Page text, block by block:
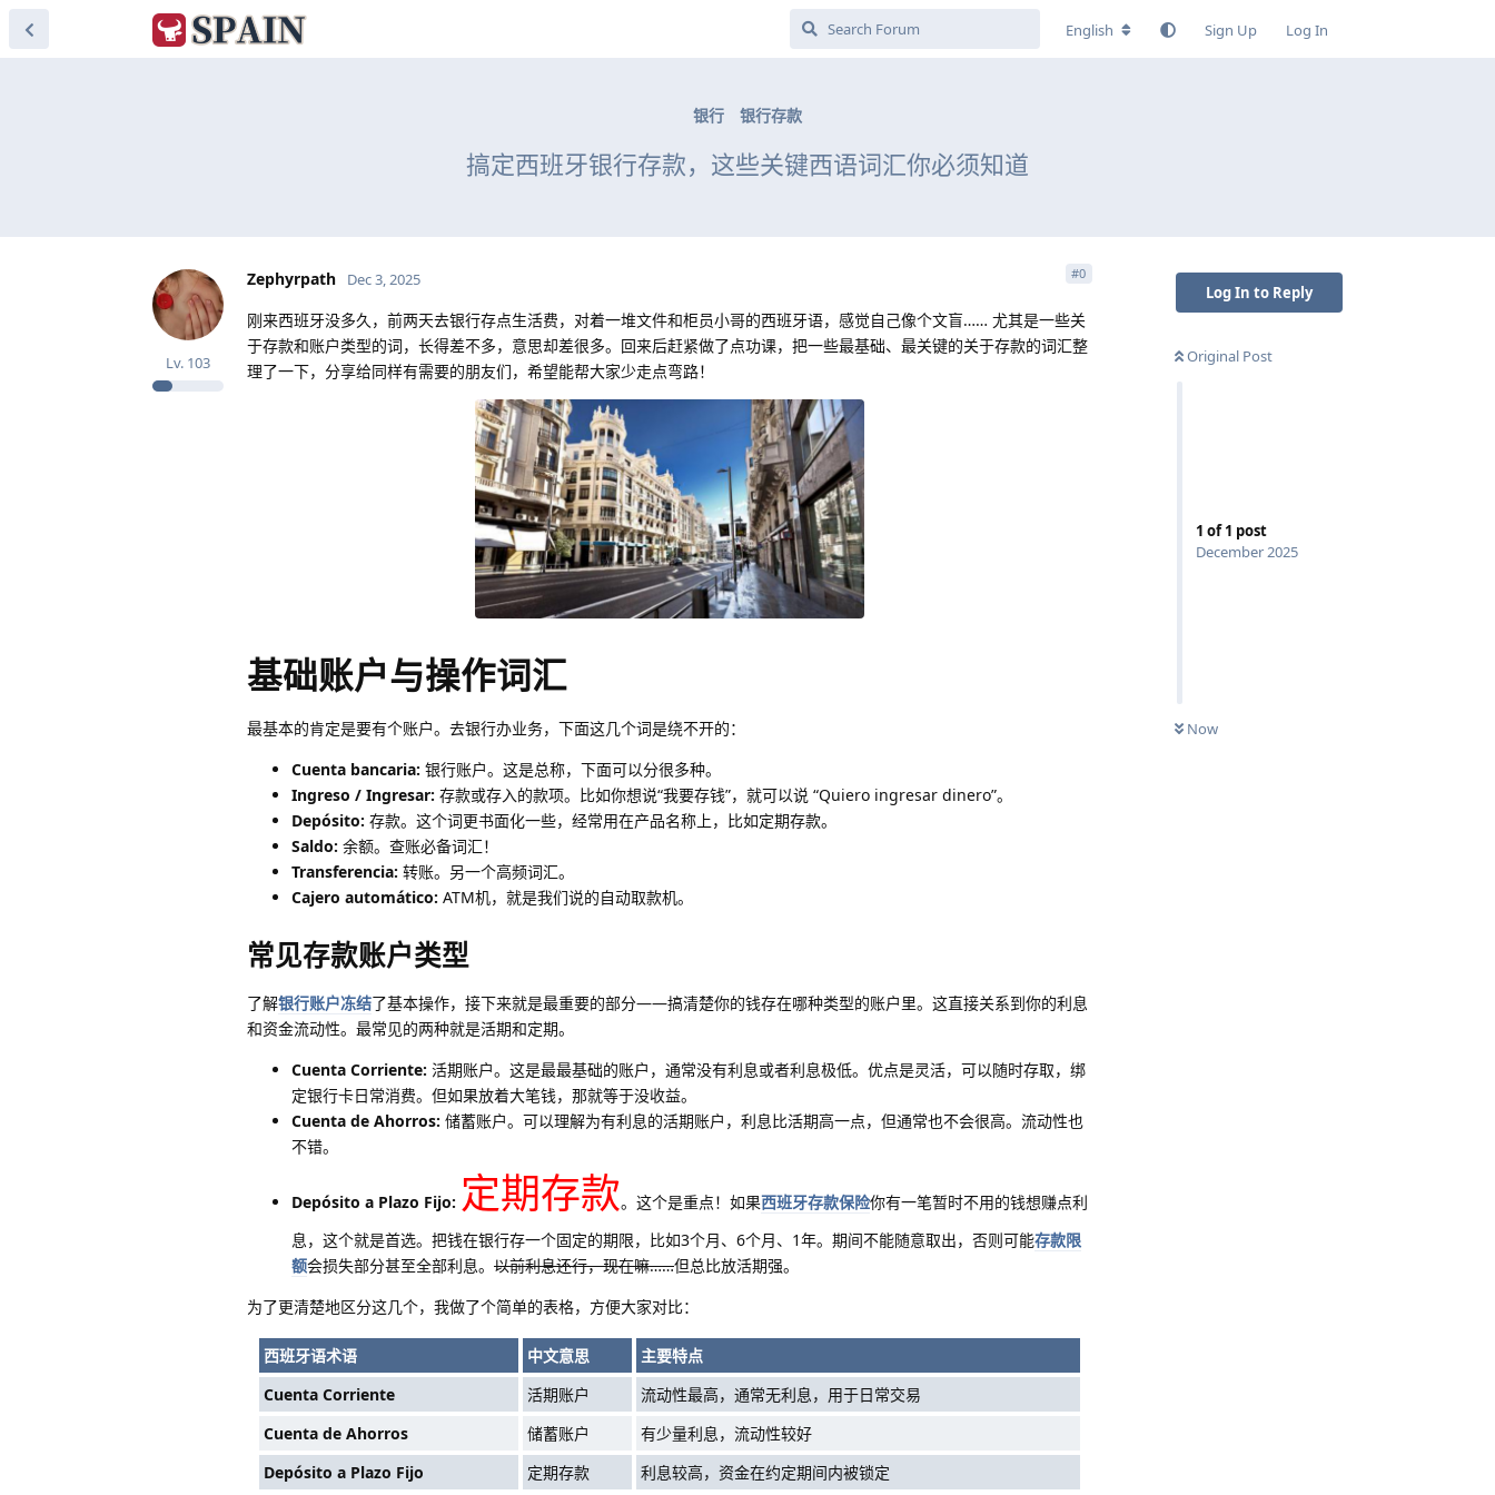
English Sign Up Log In
银行 银行存款
搞定西班牙银行存款，这些关键西语词汇你必须知道
Log In to Reply
Original Post
1 of1 post
December 2025
Now
Zephyrpath
Lv. 103
Dec 3, 2025 #0
刚来西班牙没多久，前两天去银行存点生活费，对着一堆文件和柜员小哥的西班牙语，感觉自己像个文盲…… 尤其是一些关
于存款和账户类型的词，长得差不多，意思却差很多。回来后赶紧做了点功课，把一些最基础、最关键的关于存款的词汇整
理了一下，分享给同样有需要的朋友们，希望能帮大家少走点弯路！
基础账户与操作词汇
最基本的肯定是要有个账户。去银行办业务，下面这几个词是绕不开的：
Cuenta bancaria: 银行账户。这是总称，下面可以分很多种。
Ingreso / Ingresar: 存款或存入的款项。比如你想说“我要存钱”，就可以说 “Quiero ingresar dinero”。
Depósito: 存款。这个词更书面化一些，经常用在产品名称上，比如定期存款。
Saldo: 余额。查账必备词汇！
Transferencia: 转账。另一个高频词汇。
Cajero automático: ATM机，就是我们说的自动取款机。
常见存款账户类型
了解银行账户冻结了基本操作，接下来就是最重要的部分——搞清楚你的钱存在哪种类型的账户里。这直接关系到你的利息
和资金流动性。最常见的两种就是活期和定期。
Cuenta Corriente: 活期账户。这是最最基础的账户，通常没有利息或者利息极低。优点是灵活，可以随时存取，绑
定银行卡日常消费。但如果放着大笔钱，那就等于没收益。
Cuenta de Ahorros: 储蓄账户。可以理解为有利息的活期账户，利息比活期高一点，但通常也不会很高。流动性也
不错。
Depósito a Plazo Fijo: 定期存款。这个是重点！如果西班牙存款保险你有一笔暂时不用的钱想赚点利
息，这个就是首选。把钱在银行存一个固定的期限，比如3个月、6个月、1年。期间不能随意取出，否则可能存款限
额会损失部分甚至全部利息。 以前利息还行，现在嘛……但总比放活期强。
为了更清楚地区分这几个，我做了个简单的表格，方便大家对比：
西班牙语术语 中文意思
主要特点
Cuenta Corriente
活期账户
流动性最高，通常无利息，用于日常交易
Cuenta de Ahorros
储蓄账户
有少量利息，流动性较好
Depósito a Plazo Fijo
定期存款 利息较高，资金在约定期间内被锁定